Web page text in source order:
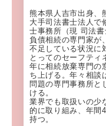
熊本県人吉市出身、
大手司法書士法人で
士事務所（現 司法書
負債相続の専門家が
不足している状況に
とってのセーフティ
年に相続放棄専門の
ち上げる。年々相談
問題の専門事務所と
ける。
業界でも取扱いの少
的に取り組み、年間
持つ。